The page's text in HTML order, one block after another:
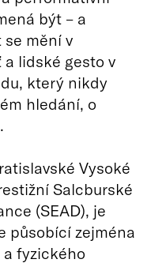
být – a
mění v
lidské gesto v
který nikdy
hledání, o
Vysoké
Salcburské
(SEAD), je
působící zejména
fyzického